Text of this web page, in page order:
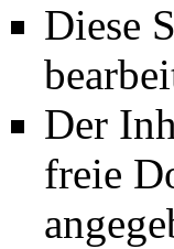
Diese
Der
freie